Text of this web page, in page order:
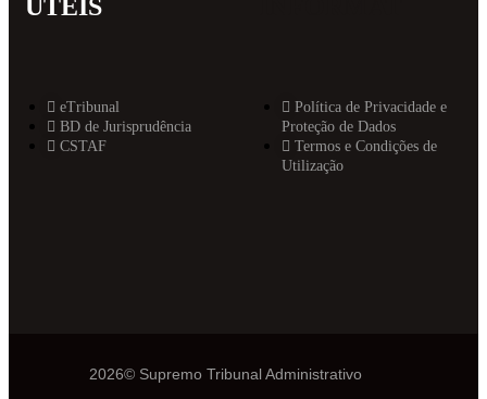
ÚTEIS
eTribunal
BD de Jurisprudência
CSTAF
Política de Privacidade e
Proteção de Dados
Termos e Condições de
Utilização
2026© Supremo Tribunal Administrativo